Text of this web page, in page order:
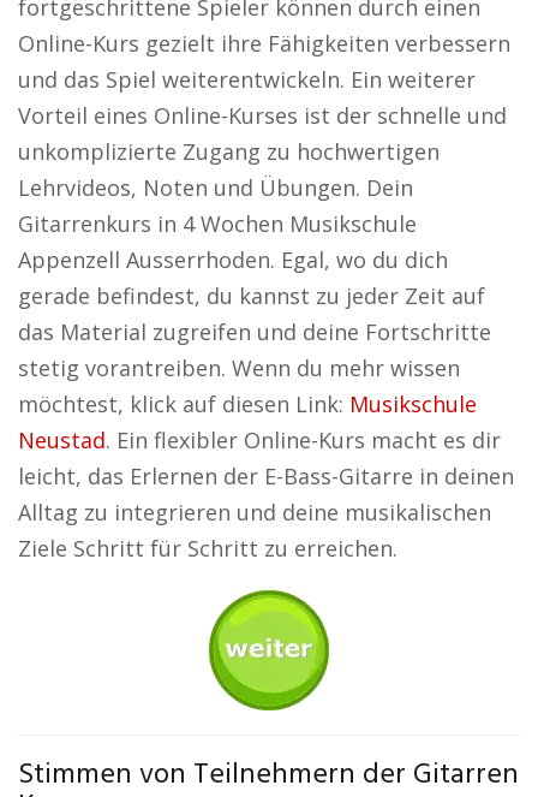
fortgeschrittene Spieler können durch einen
Online-Kurs gezielt ihre Fähigkeiten verbessern
und das Spiel weiterentwickeln. Ein weiterer
Vorteil eines Online-Kurses ist der schnelle und
unkomplizierte Zugang zu hochwertigen
Lehrvideos, Noten und Übungen. Dein
Gitarrenkurs in 4 Wochen Musikschule
Appenzell Ausserrhoden. Egal, wo du dich
gerade befindest, du kannst zu jeder Zeit auf
das Material zugreifen und deine Fortschritte
stetig vorantreiben. Wenn du mehr wissen
möchtest, klick auf diesen Link: Musikschule
Neustad. Ein flexibler Online-Kurs macht es dir
leicht, das Erlernen der E-Bass-Gitarre in deinen
Alltag zu integrieren und deine musikalischen
Ziele Schritt für Schritt zu erreichen.
Stimmen von Teilnehmern der Gitarren